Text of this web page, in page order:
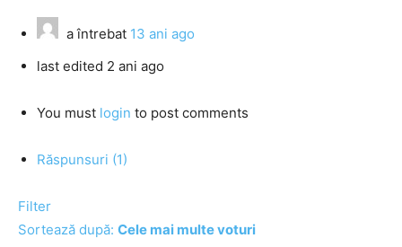
a întrebat 13 ani ago
last edited 2 ani ago
You must login to post comments
Răspunsuri (1)
Filter
Sortează după: Cele mai multe voturi